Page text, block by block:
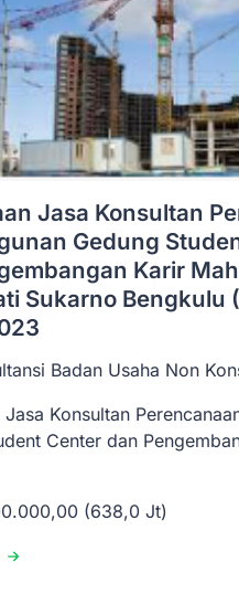
Jasa Konsultan
Gedung
Karir
Sukarno Bengkulu
Badan Usaha Non
Jasa Konsultan
Center dan
(638,0 Jt)